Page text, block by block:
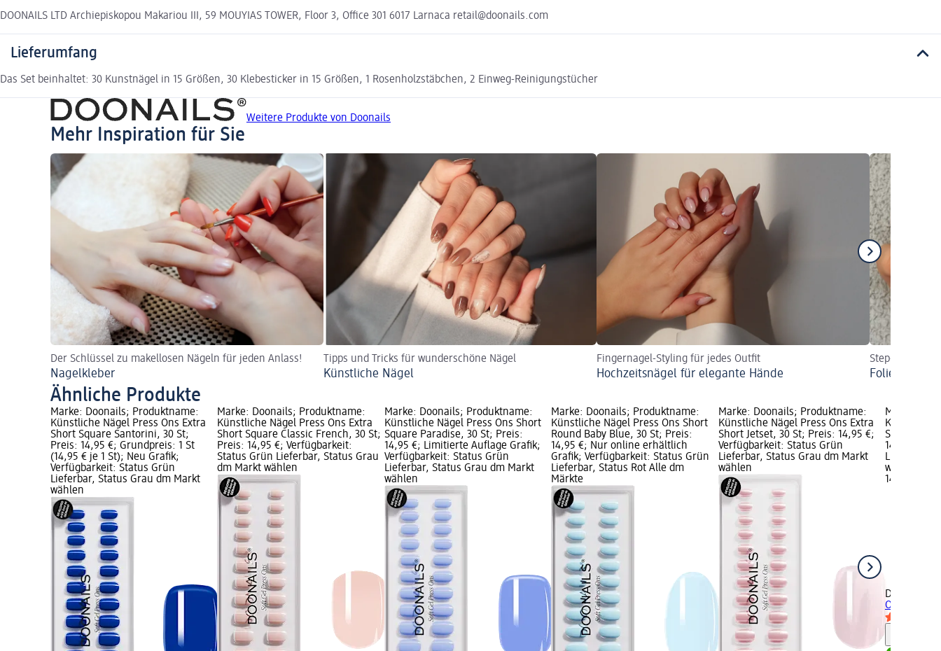
DOONAILS LTD Archiepiskopou Makariou III, 59 MOUYIAS TOWER, Floor 3, Office 301 6017 Larnaca retail@doonails.com
Lieferumfang
Das Set beinhaltet: 30 Kunstnägel in 15 Größen, 30 Klebesticker in 15 Größen, 1 Rosenholzstäbchen, 2 Einweg-Reinigungstücher
Weitere Produkte von Doonails
Mehr Inspiration für Sie
Der Schlüssel zu makellosen Nägeln für jeden Anlass!
Nagelkleber
Tipps und Tricks für wunderschöne Nägel
Künstliche Nägel
Fingernagel-Styling für jedes Outfit
Hochzeitsnägel für elegante Hände
Step-by-Step
Foliert statt
Ähnliche Produkte
Marke: Doonails; Produktname:
Künstliche Nägel Press Ons Extra
Short Square Santorini, 30 St;
Preis: 14,95 €; Grundpreis: 1 St
(14,95 € je 1 St); Neu Grafik;
Verfügbarkeit: Status Grün
Lieferbar, Status Grau dm Markt
wählen
Marke: Doonails; Produktname:
Künstliche Nägel Press Ons Extra
Short Square Classic French, 30 St;
Preis: 14,95 €; Verfügbarkeit:
Status Grün Lieferbar, Status Grau
dm Markt wählen
Marke: Doonails; Produktname:
Künstliche Nägel Press Ons Short
Square Paradise, 30 St; Preis:
14,95 €; Limitierte Auflage Grafik;
Verfügbarkeit: Status Grün
Lieferbar, Status Grau dm Markt
wählen
Marke: Doonails; Produktname:
Künstliche Nägel Press Ons Short
Round Baby Blue, 30 St; Preis:
14,95 €; Nur online erhältlich
Grafik; Verfügbarkeit: Status Grün
Lieferbar, Status Rot Alle dm
Märkte
Marke: Doonails; Produktname:
Künstliche Nägel Press Ons Extra
Short Jetset, 30 St; Preis: 14,95 €;
Verfügbarkeit: Status Grün
Lieferbar, Status Grau dm Markt
wählen
Marke:
Künstliche
Short
14,95 €;
Lieferbar,
wählen
14,95 €
Doonails
Ons Extra